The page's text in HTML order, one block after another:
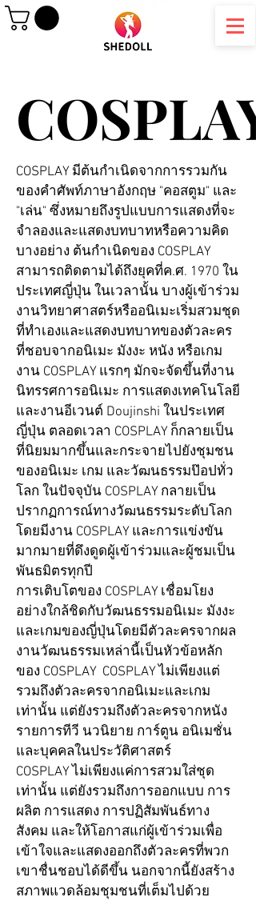
COSPLAY
COSPLAY
COSPLAY มีต้นกำเนิดจากการรวมกัน
ของคำศัพท์ภาษาอังกฤษ "คอสตูม" และ
"เล่น" ซึ่งหมายถึงรูปแบบการแสดงที่จะ
จำลองและแสดงบทบาทหรือความคิด
บางอย่าง ต้นกำเนิดของ COSPLAY
สามารถติดตามได้ถึงยุคที่ค.ศ. 1970 ใน
ประเทศญี่ปุ่น ในเวลานั้น บางผู้เข้าร่วม
งานวิทยาศาสตร์หรืออนิเมะเริ่มสวมชุด
ที่ทำเองและแสดงบทบาทของตัวละคร
ที่ชอบจากอนิเมะ มังงะ หนัง หรือเกม
งาน COSPLAY แรกๆ มักจะจัดขึ้นที่งาน
นิทรรศการอนิเมะ การแสดงเทคโนโลยี
และงานอีเวนต์ Doujinshi ในประเทศ
ญี่ปุ่น ตลอดเวลา COSPLAY ก็กลายเป็น
ที่นิยมมากขึ้นและกระจายไปยังชุมชน
ของอนิเมะ เกม และวัฒนธรรมป๊อปทั่ว
โลก ในปัจจุบัน COSPLAY กลายเป็น
ปรากฏการณ์ทางวัฒนธรรมระดับโลก
โดยมีงาน COSPLAY และการแข่งขัน
มากมายที่ดึงดูดผู้เข้าร่วมและผู้ชมเป็น
พันธมิตรทุกปี
การเติบโตของ COSPLAY เชื่อมโยง
อย่างใกล้ชิดกับวัฒนธรรมอนิเมะ มังงะ
และเกมของญี่ปุ่นโดยมีตัวละครจากผล
งานวัฒนธรรมเหล่านี้เป็นหัวข้อหลัก
ของ COSPLAY COSPLAY ไม่เพียงแต่
รวมถึงตัวละครจากอนิเมะและเกม
เท่านั้น แต่ยังรวมถึงตัวละครจากหนัง
รายการทีวี นวนิยาย การ์ตูน อนิเมชั่น
และบุคคลในประวัติศาสตร์
COSPLAY ไม่เพียงแค่การสวมใส่ชุด
เท่านั้น แต่ยังรวมถึงการออกแบบ การ
ผลิต การแสดง การปฏิสัมพันธ์ทาง
สังคม และให้โอกาสแก่ผู้เข้าร่วมเพื่อ
เข้าใจและแสดงออกถึงตัวละครที่พวก
เขาชื่นชอบได้ดีขึ้น นอกจากนี้ยังสร้าง
สภาพแวดล้อมชุมชนที่เต็มไปด้วย